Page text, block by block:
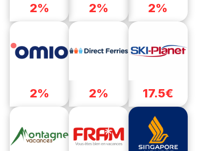
2% 2% 2%
2% 2% 17.5€